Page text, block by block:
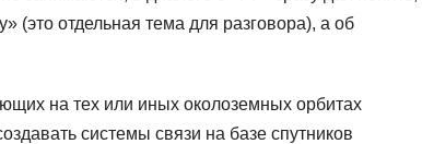
(это отдельная тема для разговора), а об
на тех или иных околоземных орбитах
системы связи на базе спутников